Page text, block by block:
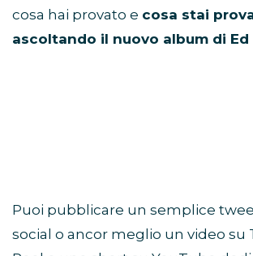
cosa hai provato e cosa stai
ascoltando il nuovo album di Ed
Puoi pubblicare un semplice
social o ancor meglio un video su